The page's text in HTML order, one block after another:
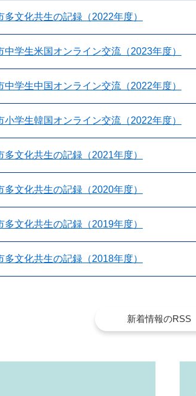
多文化共生の記録（2022年度）
中学生米国オンライン交流（2023年度）
中学生中国オンライン交流（2022年度）
小学生韓国オンライン交流（2022年度）
多文化共生の記録（2021年度）
多文化共生の記録（2020年度）
多文化共生の記録（2019年度）
多文化共生の記録（2018年度）
新着情報のRSS